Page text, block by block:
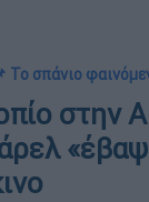
Το σπάνιο
στην